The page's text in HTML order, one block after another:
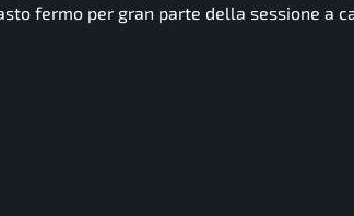
fermo per gran parte della sessione a